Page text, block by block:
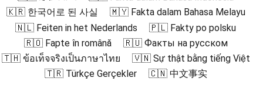
🇰🇷 한국어로 된 사실
🇲🇾 Fakta dalam Bahasa Melayu
🇳🇱 Feiten in het Nederlands
🇵🇱 Fakty po polsku
🇷🇴 Fapte în română
🇷🇺 Факты на русском
🇹🇭 ข้อเท็จจริงเป็นภาษาไทย
🇻🇳 Sự thật bằng tiếng Việt
🇹🇷 Türkçe Gerçekler
🇨🇳 中文事实